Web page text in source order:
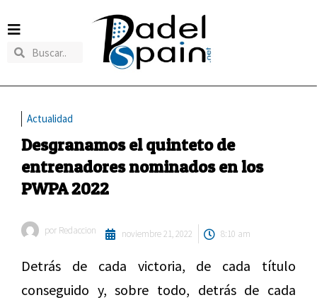
Actualidad
Desgranamos el quinteto de
entrenadores nominados en los
PWPA 2022
por Redaccion noviembre 21, 2022 8:10 am
Detrás de cada victoria, de cada título
conseguido y, sobre todo, detrás de cada